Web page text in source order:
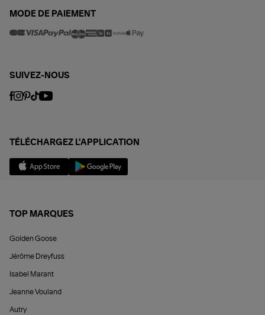
MODE DE PAIEMENT
SUIVEZ-NOUS
TÉLÉCHARGEZ L'APPLICATION
TOP MARQUES
Golden Goose
Jérôme Dreyfuss
Isabel Marant
Jeanne Vouland
Autry